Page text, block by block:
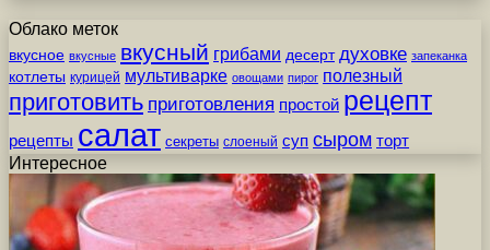
Облако меток
вкусное вкусные вкусный грибами десерт духовке запеканка
котлеты курицей мультиварке овощами пирог полезный
приготовить приготовления простой рецепт
рецепты салат секреты слоеный суп сыром торт
Интересное